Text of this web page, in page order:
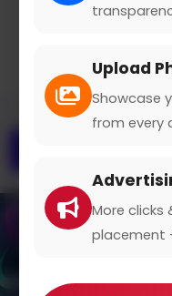
Upload
Showcase
from every
More clicks
placement